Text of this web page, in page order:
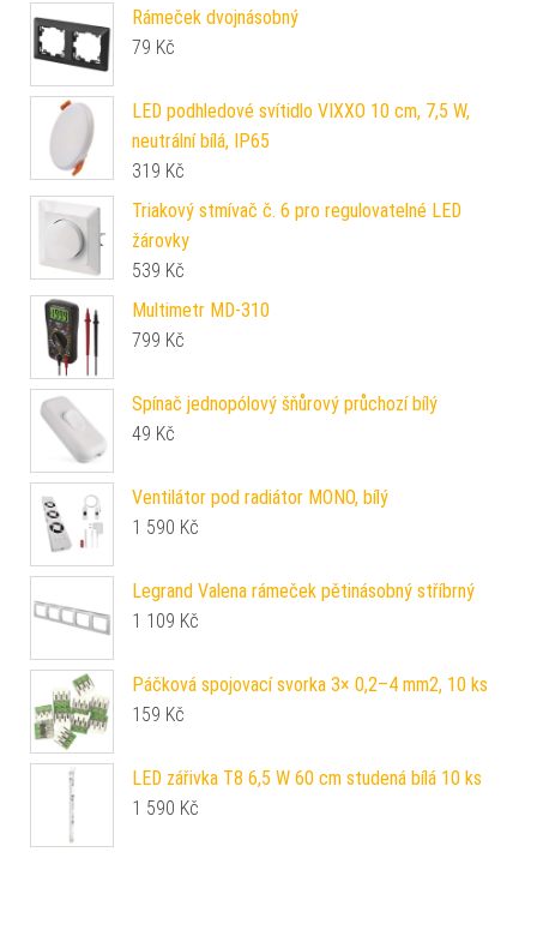
Rámeček dvojnásobný
79 Kč
LED podhledové svítidlo VIXXO 10 cm, 7,5 W,
neutrální bílá, IP65
319 Kč
Triakový stmívač č. 6 pro regulovatelné LED
žárovky
539 Kč
Multimetr MD-310
799 Kč
Spínač jednopólový šňůrový průchozí bílý
49 Kč
Ventilátor pod radiátor MONO, bílý
1 590 Kč
Legrand Valena rámeček pětinásobný stříbrný
1 109 Kč
Páčková spojovací svorka 3× 0,2–4 mm2, 10 ks
159 Kč
LED zářivka T8 6,5 W 60 cm studená bílá 10 ks
1 590 Kč